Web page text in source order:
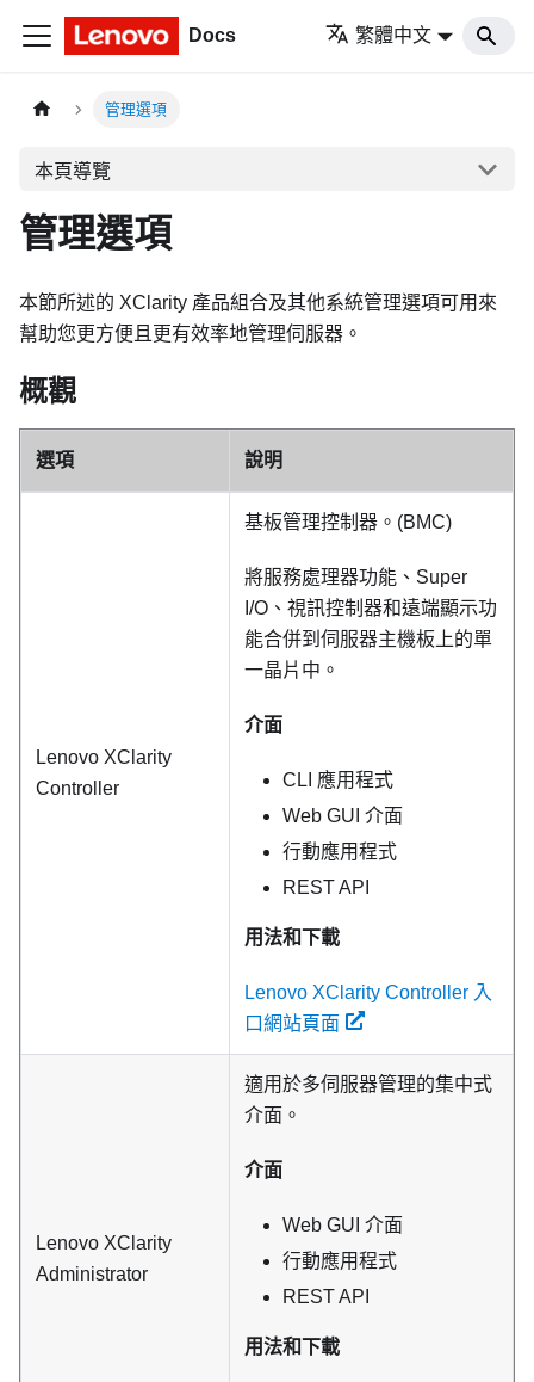
Docs 繁體中文
管理選項
本頁導覽
管理選項
本節所述的 XClarity 產品組合及其他系統管理選項可用來
幫助您更方便且更有效率地管理伺服器。
概觀
選項 說明
Lenovo XClarity
Controller
基板管理控制器。(BMC)
將服務處理器功能、Super
I/O、視訊控制器和遠端顯示功
能合併到伺服器主機板上的單
一晶片中。
介面
CLI 應用程式
Web GUI 介面
行動應用程式
REST API
用法和下載
Lenovo XClarity Controller 入
口網站頁面
Lenovo XClarity
Administrator
適用於多伺服器管理的集中式
介面。
介面
Web GUI 介面
行動應用程式
REST API
用法和下載